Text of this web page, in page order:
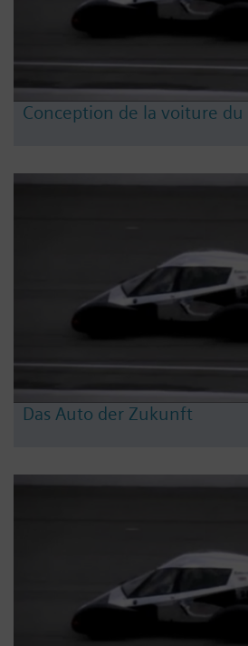
Conception de la voiture
Das Auto der Zukunft